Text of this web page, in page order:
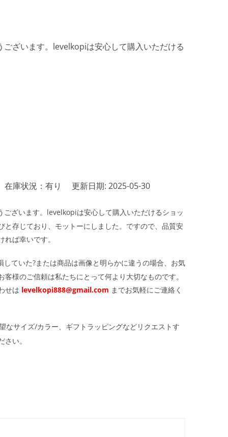
ざいます。levelkopiは安心して購入いただける
在庫状況：有り 更新日期: 2025-05-30
ざいます。levelkopiは安心して購入いただけるショッ
存じており、モットーにしました。ですので、品質安
ば幸いです。
ていた?または商品は画像と明らかに違うの場合、お気
様のご信頼は私たちにとって何より大切なものです。
せは levelkopi888@gmail.com までお気軽にご連絡く
なサイズ/カラー、ギフトラッピングなどリクエストす
い。